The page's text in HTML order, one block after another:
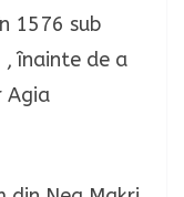
1576 sub
înainte de a
Agia